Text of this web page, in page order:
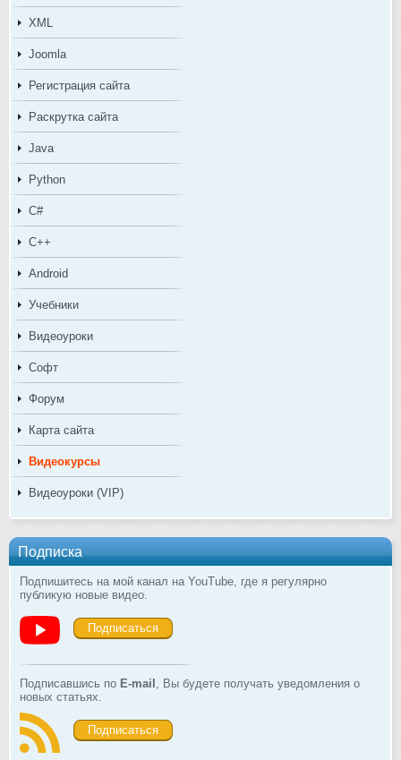
XML
Joomla
Регистрация сайта
Раскрутка сайта
Java
Python
C#
C++
Android
Учебники
Видеоуроки
Софт
Форум
Карта сайта
Видеокурсы
Видеоуроки (VIP)
Подписка
Подпишитесь на мой канал на YouTube, где я регулярно
публикую новые видео.
Подписаться
Подписавшись по E-mail , Вы будете получать уведомления о
новых статьях.
Подписаться